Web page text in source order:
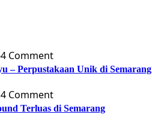
4 Comment
– Perpustakaan Unik di Semarang
4 Comment
Terluas di Semarang